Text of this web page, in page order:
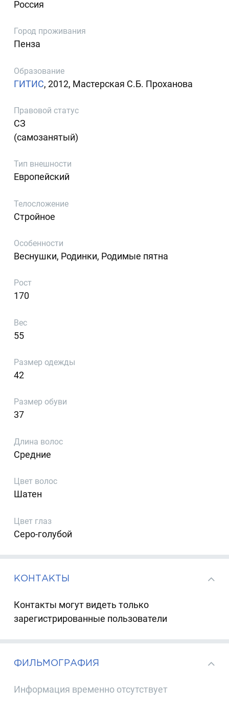
Россия
Город проживания
Пенза
Образование
ГИТИС, 2012, Мастерская С.Б. Проханова
Правовой статус
СЗ
(самозанятый)
Тип внешности
Европейский
Телосложение
Стройное
Особенности
Веснушки, Родинки, Родимые пятна
Рост
170
Вес
55
Размер одежды
42
Размер обуви
37
Длина волос
Средние
Цвет волос
Шатен
Цвет глаз
Серо-голубой
КОНТАКТЫ
Контакты могут видеть только
зарегистрированные пользователи
ФИЛЬМОГРАФИЯ
Информация временно отсутствует